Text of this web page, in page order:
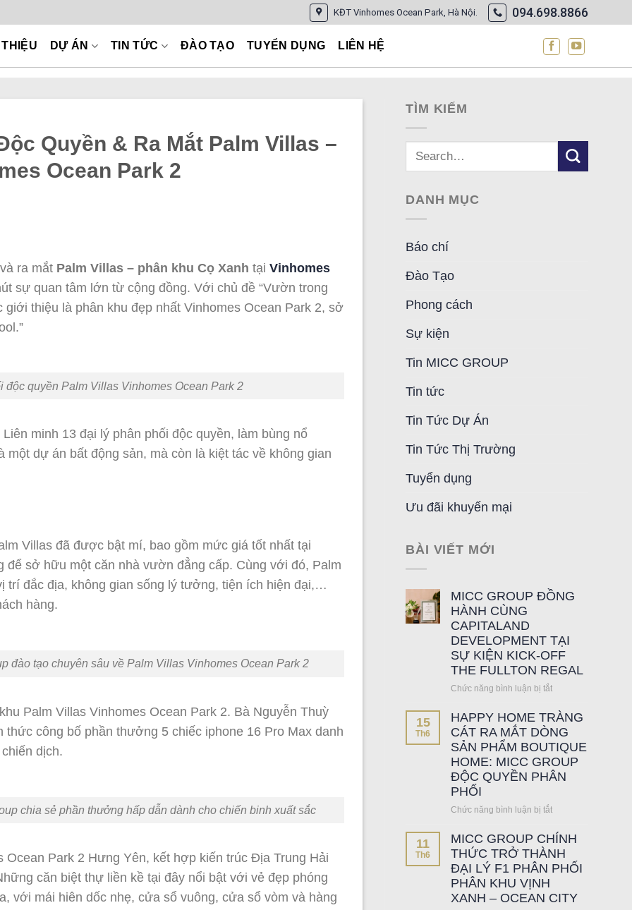
KĐT Vinhomes Ocean Park, Hà Nội. 094.698.8866
DỰ ÁN TIN TỨC ĐÀO TẠO TUYỂN DỤNG LIÊN HỆ
Quyền & Ra Mắt Palm Villas –
Ocean Park 2
ra mắt Palm Villas – phân khu Cọ Xanh tạiVinhomes
sự quan tâm lớn từ cộng đồng. Với chủ đề “Vườn trong
thiệu là phân khu đẹp nhất Vinhomes Ocean Park 2, sở
độc quyền Palm Villas Vinhomes Ocean Park 2
minh 13 đại lý phân phối độc quyền, làm bùng nổ
dự án bất động sản, mà còn là kiệt tác về không gian
Villas đã được bật mí, bao gồm mức giá tốt nhất tại
để sở hữu một căn nhà vườn đẳng cấp. Cùng với đó, Palm
trí đắc địa, không gian sống lý tưởng, tiện ích hiện đại,…
hàng.
đào tạo chuyên sâu về Palm Villas Vinhomes Ocean Park 2
Palm Villas Vinhomes Ocean Park 2. Bà Nguyễn Thuỳ
công bố phần thưởng 5 chiếc iphone 16 Pro Max danh
dịch.
chia sẻ phần thưởng hấp dẫn dành cho chiến binh xuất sắc
Ocean Park 2 Hưng Yên, kết hợp kiến trúc Địa Trung Hải
căn biệt thự liền kề tại đây nổi bật với vẻ đẹp phóng
với mái hiên dốc nhẹ, cửa sổ vuông, cửa sổ vòm và hàng
TÌM KIẾM
DANH MỤC
Báo chí
Đào Tạo
Phong cách
Sự kiện
Tin MICC GROUP
Tin tức
Tin Tức Dự Án
Tin Tức Thị Trường
Tuyển dụng
Ưu đãi khuyến mại
BÀI VIẾT MỚI
MICC GROUP ĐỒNG
HÀNH CÙNG
CAPITALAND
DEVELOPMENT TẠI
SỰ KIỆN KICK-OFF
THE FULLTON REGAL
Chức năng bình luận bị tắt
GROUP
ĐỒNG
HÀNH
CÙNG
CAPITALAND
DEVELOPMENT
KICK-
OFF
THE
15
Th6
HAPPY HOME TRÀNG
CÁT RA MẮT DÒNG
SẢN PHẨM BOUTIQUE
HOME: MICC GROUP
ĐỘC QUYỀN PHÂN
PHỐI
Chức năng bình luận bị tắt
HOME
TRÀNG
CÁT
DÒNG
11
Th6
MICC GROUP CHÍNH
THỨC TRỞ THÀNH
ĐẠI LÝ F1 PHÂN PHỐI
PHÂN KHU VỊNH
XANH – OCEAN CITY